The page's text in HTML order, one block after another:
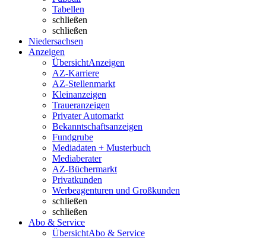
Tabellen
schließen
schließen
Niedersachsen
Anzeigen
ÜbersichtAnzeigen
AZ-Karriere
AZ-Stellenmarkt
Kleinanzeigen
Traueranzeigen
Privater Automarkt
Bekanntschaftsanzeigen
Fundgrube
Mediadaten + Musterbuch
Mediaberater
AZ-Büchermarkt
Privatkunden
Werbeagenturen und Großkunden
schließen
schließen
Abo & Service
ÜbersichtAbo & Service